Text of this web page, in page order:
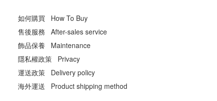
如何購買 How To Buy
售後服務 After-sales service
飾品保養 Maintenance
隱私權政策 Privacy
運送政策 Delivery policy
海外運送 Product shipping method